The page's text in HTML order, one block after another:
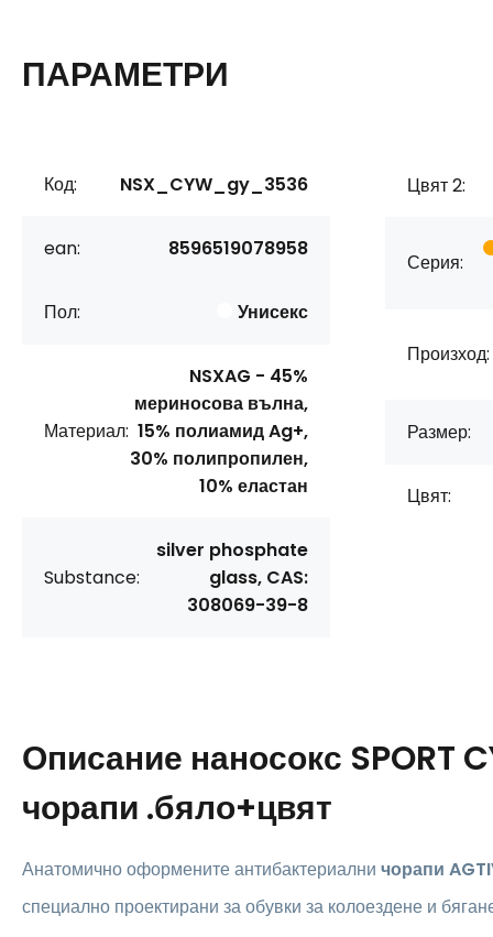
ПАРАМЕТРИ
Код: NSX_CYW_gy_3536
ean: 8596519078958
Пол: Унисекс
Материал:
NSXAG - 45%
мериносова вълна,
15% полиамид Ag+,
30% полипропилен,
10% еластан
Substance:
silver phosphate
glass, CAS:
308069-39-8
Цвят 2:
Серия:
Произход:
Размер:
Цвят:
Описание наносокс SPORT
чорапи .бяло+цвят
Анатомично оформените антибактериални чорапи
специално проектирани за обувки за колоездене и